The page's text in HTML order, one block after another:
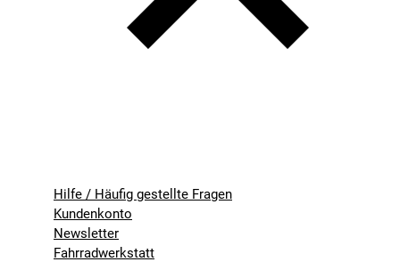
Hilfe / Häufig gestellte Fragen
Kundenkonto
Newsletter
Fahrradwerkstatt